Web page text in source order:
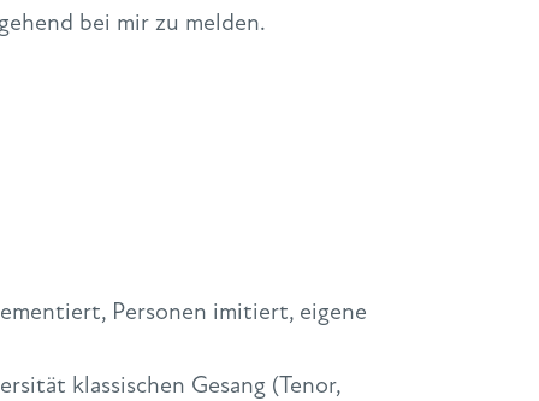
bei mir zu melden.
Personen imitiert, eigene
klassischen Gesang (Tenor,